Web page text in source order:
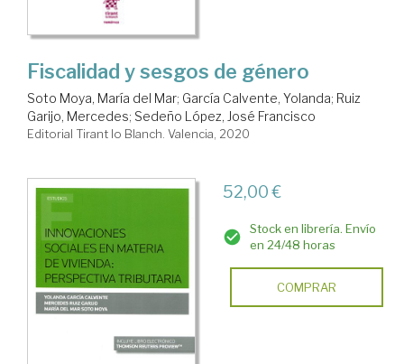
Fiscalidad y sesgos de género
Soto Moya, María del Mar; García Calvente, Yolanda; Ruiz
Garijo, Mercedes; Sedeño López, José Francisco
Editorial Tirant lo Blanch. Valencia, 2020
52,00 €
Stock en librería. Envío
en 24/48 horas
COMPRAR